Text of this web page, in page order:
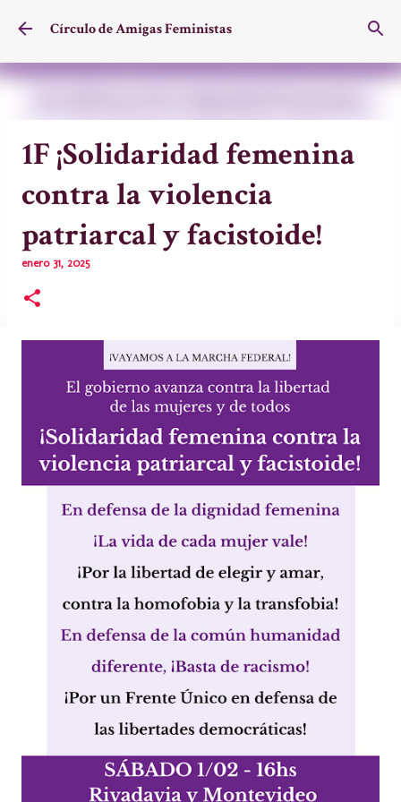
Ir al contenido principal
Círculo de Amigas Feministas
1F ¡Solidaridad femenina
contra la violencia
patriarcal y facistoide!
enero 31, 2025